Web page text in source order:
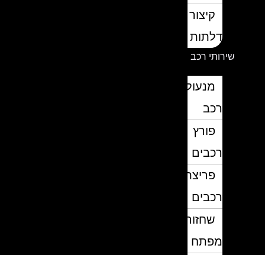
קיצור
דלתות
שירותי רכב
מנעולן
פורץ
רכבים
פריצת
רכבים
שחזור
מפתח